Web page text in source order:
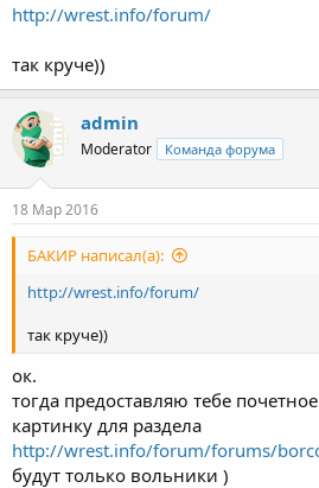
http://wrest.info/forum/
так круче))
admin
Moderator Команда форума
18 Мар 2016
БАКИР написал(а):
http://wrest.info/forum/
так круче))
ок.
тогда предоставляю тебе
картинку для раздела
http://wrest.info/forum/forums/
будут только вольники )